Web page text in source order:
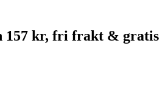
157 kr, fri frakt & gratis